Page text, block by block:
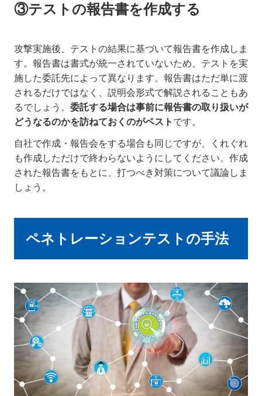
③テストの報告書を作成する
攻撃実施後、テストの結果に基づいて報告書を作成しま
す。報告書は書式が統一されていないため、テストを実
施した委託先によって異なります。報告書はただ単に渡
されるだけではなく、説明会形式で解説されることもあ
るでしょう。 委託する場合は事前に報告書の取り扱いが
どうなるのかを訪ねておくのがベスト です。
自社で作成・報告会をする場合も同じですが、くれぐれ
も作成しただけで終わらないようにしてください。作成
された報告書をもとに、打つべき対策について議論しま
しょう。
ペネトレーションテストの手法